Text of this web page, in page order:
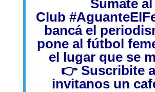
Sumate al
Club
bancá el
pone al fútbol
el lugar que se
👉 Suscribite
invitanos un